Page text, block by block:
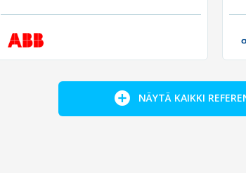
NÄYTÄ KAIKKI